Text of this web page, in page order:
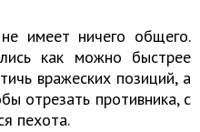
имеет ничего общего.
как можно быстрее
вражеских позиций, а
отрезать противника, с
пехота.